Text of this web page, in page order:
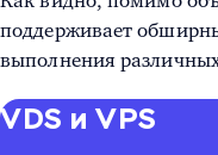
поддерживает
выполнения
VDS и VPS